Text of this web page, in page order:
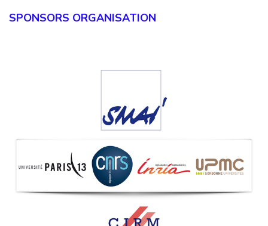
SPONSORS ORGANISATION